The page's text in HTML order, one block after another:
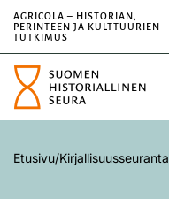
AGRICOLA – HISTORIAN,
PERINTEEN JA KULTTUURIEN
TUTKIMUS
Etusivu/Kirjallisuusseuranta